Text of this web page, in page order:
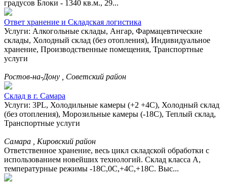
градусов Блоки - 1340 кв.м., 29...
Ответ хранение и Складская логистика
Услуги: Алкогольные склады, Ангар, Фармацевтические
склады, Холодный склад (без отопления), Индивидуальное
хранение, Производственные помещения, Транспортные
услуги
Ростов-на-Дону , Советский район
Склад в г. Самара
Услуги: 3PL, Холодильные камеры (+2 +4С), Холодный склад
(без отопления), Морозильные камеры (-18С), Теплый склад,
Транспортные услуги
Самара , Кировский район
Ответственное хранение, весь цикл складской обработки с
использованием новейших технологий. Склад класса А,
температурные режимы -18С,0С,+4С,+18С. Выс...